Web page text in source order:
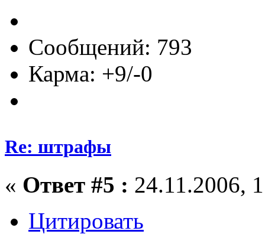
Сообщений: 793
Карма: +9/-0
Re: штрафы
« Ответ #5 : 24.11.2006,
Цитировать